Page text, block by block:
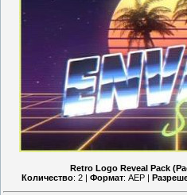
Retro Logo Reveal Pack
Количество: 2 | Формат: AEP |